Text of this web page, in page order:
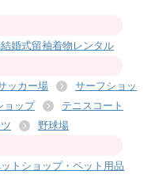
婚式留袖着物レンタル
ッカー場
サーフショッ
ョップ
テニスコート
野球場
トショップ・ペット用品